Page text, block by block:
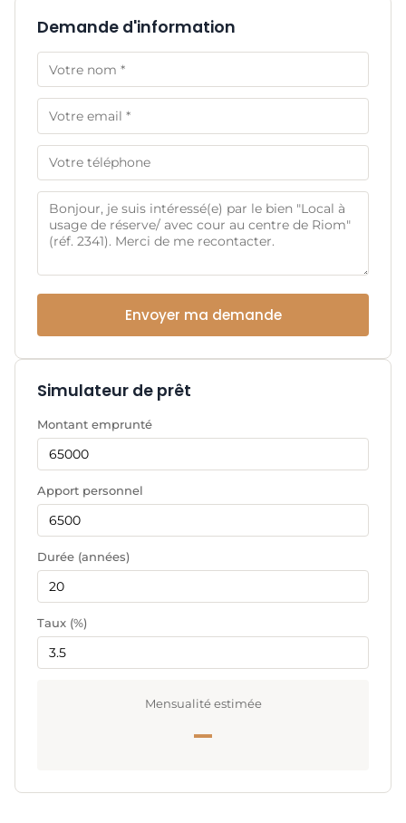
Demande d'information
Envoyer ma demande
Simulateur de prêt
Montant emprunté
Apport personnel
Durée (années)
Taux (%)
Mensualité estimée
—